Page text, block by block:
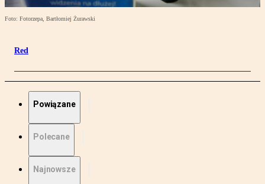
Foto: Fotorzepa, Bartłomiej Żurawski
Red
Powiązane
Polecane
Najnowsze